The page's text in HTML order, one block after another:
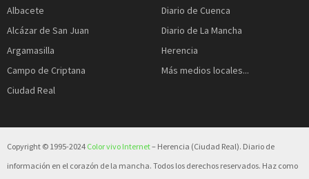
Albacete
Alcázar de San Juan
Argamasilla
Campo de Criptana
Ciudad Real
Diario de Cuenca
Diario de La Mancha
Herencia
Más medios locales...
Copyright © 1995-2024 Color vivo Internet– Herencia (Ciudad Real). Diario de
información en el corazón de la mancha. Todos los derechos reservados. Haz como